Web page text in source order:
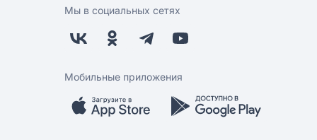
Мы в социальных сетях
Мобильные приложения